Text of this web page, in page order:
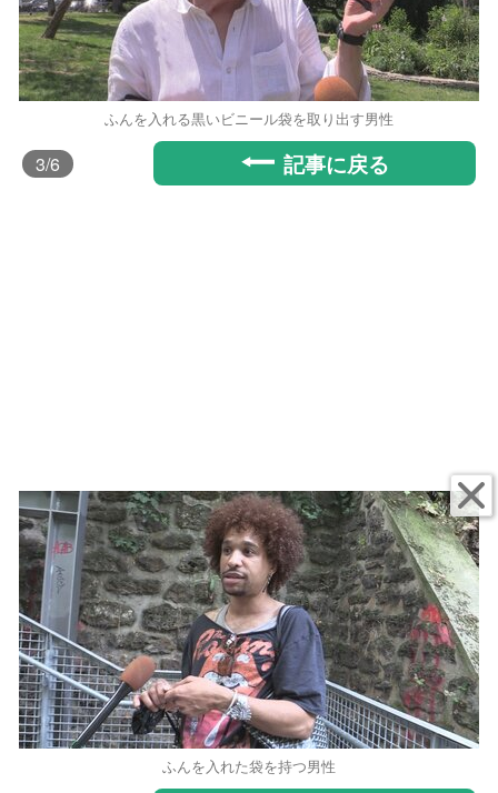
ふんを入れる黒いビニール袋を取り出す男性
3/6 記事に戻る
ふんを入れた袋を持つ男性